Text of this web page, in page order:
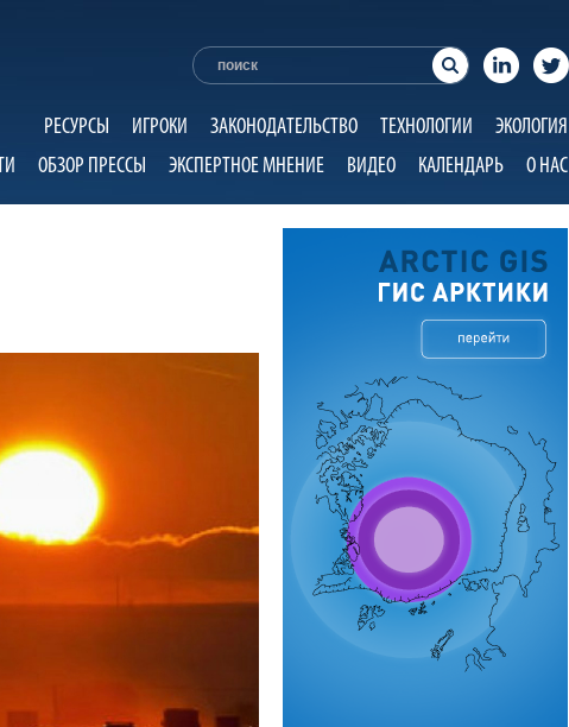
РЕСУРСЫ ИГРОКИ ЗАКОНОДАТЕЛЬСТВО ТЕХНОЛОГИИ
ЭКОЛОГИЯ
ОБЗОР ПРЕССЫ ЭКСПЕРТНОЕ МНЕНИЕ ВИДЕО КАЛЕНДАРЬ О НАС